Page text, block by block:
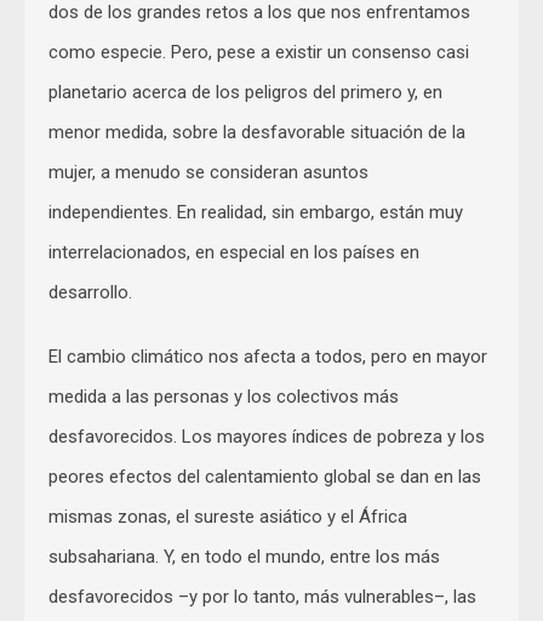
dos de los grandes retos a los que nos enfrentamos
como especie. Pero, pese a existir un consenso casi
planetario acerca de los peligros del primero y, en
menor medida, sobre la desfavorable situación de la
mujer, a menudo se consideran asuntos
independientes. En realidad, sin embargo, están muy
interrelacionados, en especial en los países en
desarrollo.
El cambio climático nos afecta a todos, pero en mayor
medida a las personas y los colectivos más
desfavorecidos. Los mayores índices de pobreza y los
peores efectos del calentamiento global se dan en las
mismas zonas, el sureste asiático y el África
subsahariana. Y, en todo el mundo, entre los más
desfavorecidos –y por lo tanto, más vulnerables–, las